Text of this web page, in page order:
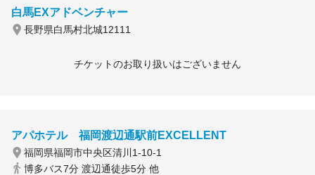
白馬EXアドベンチャー
長野県白馬村北城12111
チケットのお取り扱いはございません
アパホテル 福岡渡辺通駅前EXCELLENT
福岡県福岡市中央区清川1-10-1
博多バス7分 渡辺通徒歩5分 他